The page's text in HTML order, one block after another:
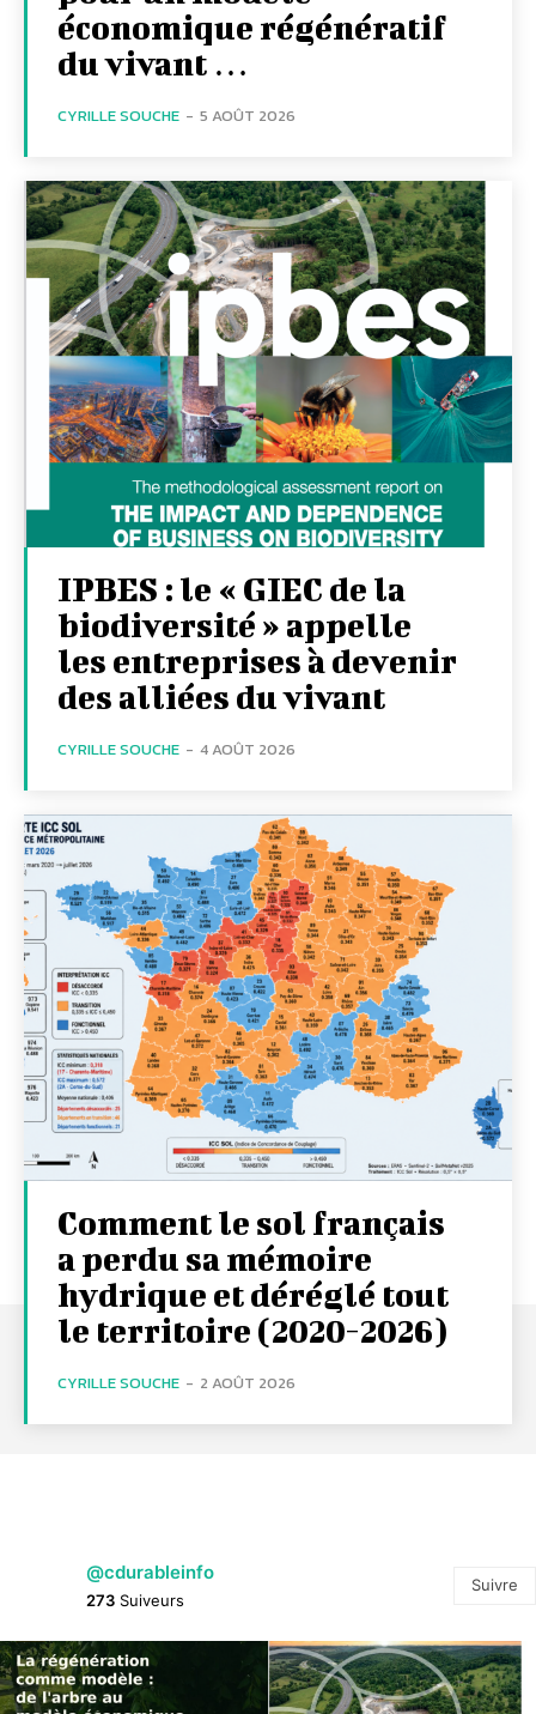
économique régénératif
du vivant …
CYRILLE SOUCHE - 5 AOÛT 2026
IPBES : le « GIEC de la
biodiversité » appelle
les entreprises à devenir
des alliées du vivant
CYRILLE SOUCHE - 4 AOÛT 2026
Comment le sol français
a perdu sa mémoire
hydrique et déréglé tout
le territoire (2020-2026)
CYRILLE SOUCHE - 2 AOÛT 2026
@cdurableinfo
273 Suiveurs
Suivre